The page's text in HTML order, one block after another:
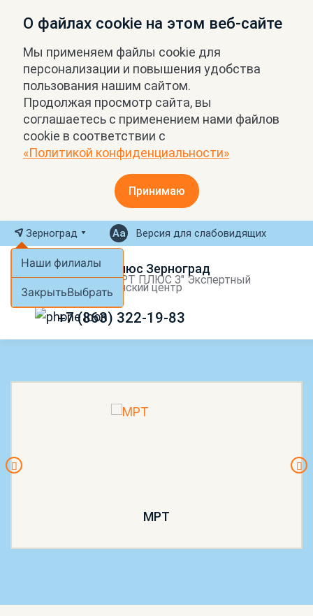
О файлах cookie на этом веб-сайте
Мы применяем файлы cookie для
персонализации и повышения удобства
пользования нашим сайтом.
Продолжая просмотр сайта, вы
соглашаетесь с применением нами файлов
cookie в соответствии с
«Политикой конфиденциальности»
Принимаю
Зерноград
Наши филиалы
ЗакрытьВыбрать
Версия для слабовидящих
МРТ Плюс Зерноград
ООО "МРТ ПЛЮС З" Экспертный
медицинский центр
+7 (863) 322-19-83
МРТ